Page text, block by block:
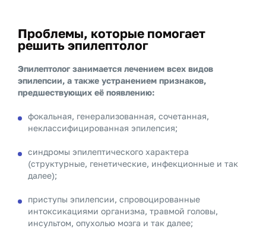
Проблемы, которые помогает
решить эпилептолог
Эпилептолог занимается лечением всех видов
эпилепсии, а также устранением признаков,
предшествующих её появлению:
фокальная, генерализованная, сочетанная,
неклассифицированная эпилепсия;
синдромы эпилептического характера
(структурные, генетические, инфекционные и так
далее);
приступы эпилепсии, спровоцированные
интоксикациями организма, травмой головы,
инсультом, опухолью мозга и так далее;